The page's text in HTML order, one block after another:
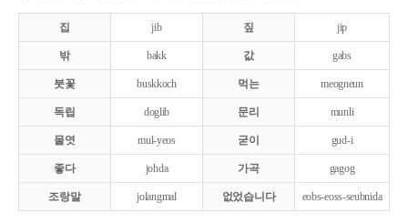
집 jib 짚 jip
밖 bakk 값 gabs
붓꽃 buskkoch 먹는 meogneun
독립 doglib 문리 munli
물엿 mul-yeos 굳이 gud-i
좋다 johda 가곡 gagog
조랑말 jolangmal 없었습니다 eobs-eoss-seubnida